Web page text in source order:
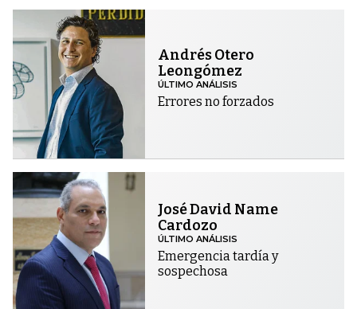
Andrés Otero
Leongómez
ÚLTIMO ANÁLISIS
Errores no forzados
José David Name
Cardozo
ÚLTIMO ANÁLISIS
Emergencia tardía y
sospechosa